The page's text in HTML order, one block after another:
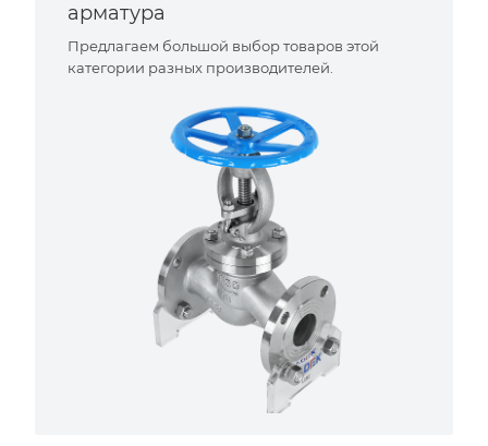
арматура
Предлагаем большой выбор товаров этой
категории разных производителей.